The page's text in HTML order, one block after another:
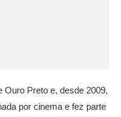
Ouro Preto e, desde 2009,
por cinema e fez parte